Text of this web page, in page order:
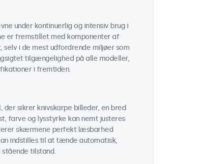
under kontinuerlig og intensiv brug i
er fremstillet med komponenter af
i de mest udfordrende miljøer som
tilgængelighed på alle modeller,
i fremtiden.
sikrer knivskarpe billeder, en bred
farve og lysstyrke kan nemt justeres
skærmene perfekt læsbarhed
indstilles til at tænde automatisk,
tilstand.